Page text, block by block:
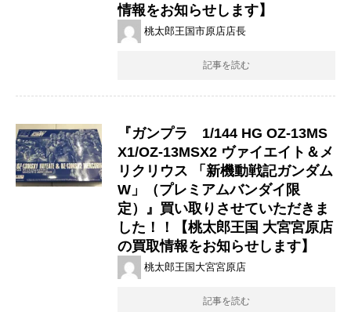
情報をお知らせします】
桃太郎王国市原店店長
記事を読む
『ガンプラ 1/144 ​HG ​OZ-13MS
X1/OZ-13MSX2 ​ヴァイエイト＆メ
リクリウス ​「新機動戦記ガンダム
W」（​プレミアムバンダイ限
定）』買い取りさせていただきま
した！！【桃太郎王国 大宮宮原店
の買取情報をお知らせします】
桃太郎王国大宮宮原店
記事を読む